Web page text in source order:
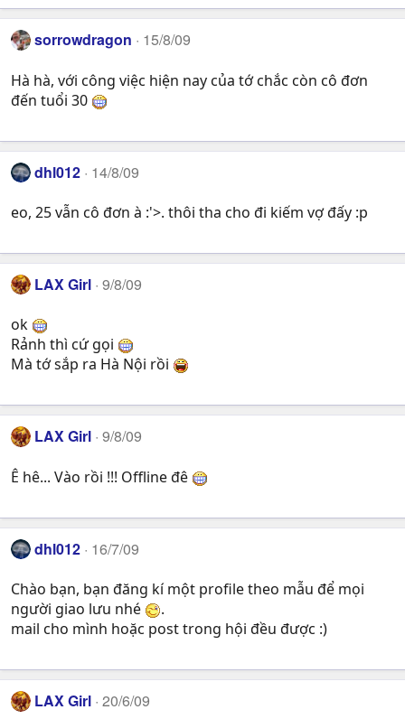
sorrowdragon 15/8/09
Hà hà, với công việc hiện nay của tớ chắc còn cô đơn
đến tuổi 30
dhl012 14/8/09
eo, 25 vẫn cô đơn à :'>. thôi tha cho đi kiếm vợ đấy :p
LAX Girl 9/8/09
ok
Rảnh thì cứ gọi
Mà tớ sắp ra Hà Nội rồi
LAX Girl 9/8/09
Ê hê... Vào rồi !!! Offline đê
dhl012 16/7/09
Chào bạn, bạn đăng kí một profile theo mẫu để mọi
người giao lưu nhé
.
mail cho mình hoặc post trong hội đều được :)
LAX Girl 20/6/09